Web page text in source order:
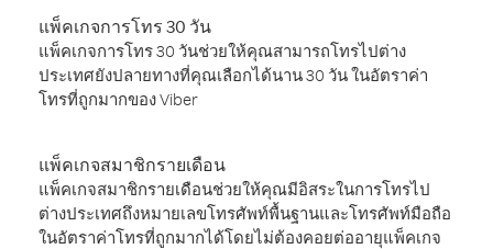
แพ็คเกจการโทร 30 วัน
แพ็คเกจการโทร 30 วันช่วยให้คุณสามารถโทรไปต่าง
ประเทศยังปลายทางที่คุณเลือกได้นาน 30 วัน ในอัตราค่า
โทรที่ถูกมากของ Viber
แพ็คเกจสมาชิกรายเดือน
แพ็คเกจสมาชิกรายเดือนช่วยให้คุณมีอิสระในการโทรไป
ต่างประเทศถึงหมายเลขโทรศัพท์พื้นฐานและโทรศัพท์มือถือ
ในอัตราค่าโทรที่ถูกมากได้โดยไม่ต้องคอยต่ออายุแพ็คเกจ